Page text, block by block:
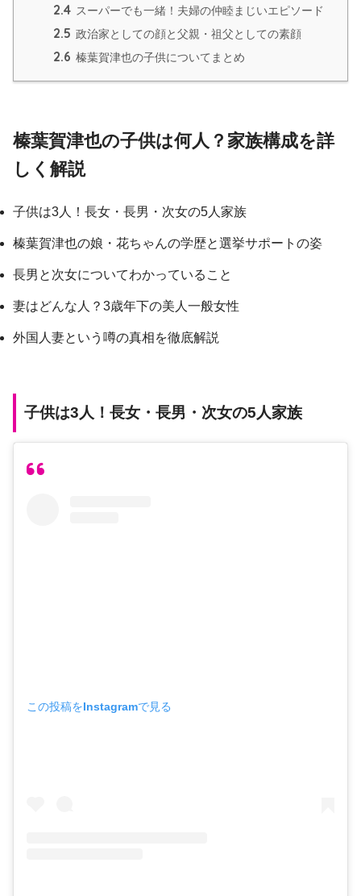
2.4 スーパーでも一緒！夫婦の仲睦まじいエピソード
2.5 政治家としての顔と父親・祖父としての素顔
2.6 榛葉賀津也の子供についてまとめ
榛葉賀津也の子供は何人？家族構成を詳
しく解説
子供は3人！長女・長男・次女の5人家族
榛葉賀津也の娘・花ちゃんの学歴と選挙サポートの姿
長男と次女についてわかっていること
妻はどんな人？3歳年下の美人一般女性
外国人妻という噂の真相を徹底解説
子供は3人！長女・長男・次女の5人家族
この投稿をInstagramで見る